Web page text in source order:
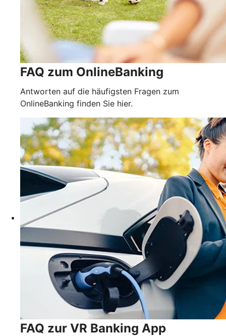
FAQ zum OnlineBanking
Antworten auf die häufigsten Fragen zum
OnlineBanking finden Sie hier.
FAQ zur VR Banking App